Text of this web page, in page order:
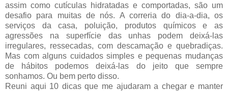
assim como cutículas hidratadas e comportadas, são um
desafio para muitas de nós. A correria do dia-a-dia, os
serviços da casa, poluição, produtos químicos e as
agressões na superfície das unhas podem deixá-las
irregulares, ressecadas, com descamação e quebradiças.
Mas com alguns cuidados simples e pequenas mudanças
de hábitos podemos deixá-las do jeito que sempre
sonhamos. Ou bem perto disso.
Reuni aqui 10 dicas que me ajudaram a chegar e manter